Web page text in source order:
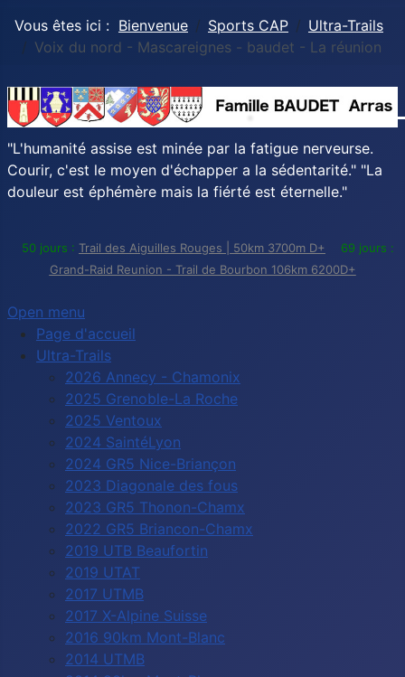
Vous êtes ici : Bienvenue Sports CAP
Ultra-Trails
Voix du nord - Mascareignes - baudet - La réunion
"L'humanité assise est minée par la fatigue nerveurse.
Courir, c'est le moyen d'échapper a la sédentarité." "La
douleur est éphémère mais la fiérté est éternelle."
50 jours : Trail des Aiguilles Rouges | 50km 3700m D+
69 jours :
Grand-Raid Reunion - Trail de Bourbon 106km 6200D+
Open menu
Page d'accueil
Ultra-Trails
2026 Annecy - Chamonix
2025 Grenoble-La Roche
2025 Ventoux
2024 SaintéLyon
2024 GR5 Nice-Briançon
2023 Diagonale des fous
2023 GR5 Thonon-Chamx
2022 GR5 Briancon-Chamx
2019 UTB Beaufortin
2019 UTAT
2017 UTMB
2017 X-Alpine Suisse
2016 90km Mont-Blanc
2014 UTMB